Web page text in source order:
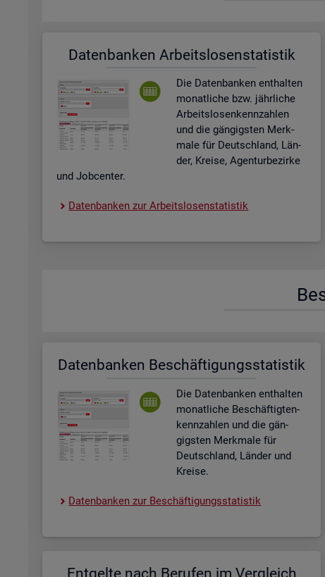
Da­ten­ban­ken Ar­beits­lo­sen­sta­tis­tik
Die Da­ten­ban­ken ent­hal­ten
mo­nat­li­che bzw. jähr­li­che
Ar­beits­lo­sen­kenn­zah­len
und die gän­gigs­ten Merk­
ma­le für Deutsch­land, Län­
der, Krei­se, Agen­tur­be­zir­ke
und Job­cen­ter.
Da­ten­ban­ken zur Ar­beits­lo­sen­sta­tis­tik
Da­ten­ban­ken Be­schäf­ti­gungs­sta­tis­tik
Die Da­ten­ban­ken ent­hal­ten
mo­nat­li­che Be­schäf­tig­ten­
kenn­zah­len und die gän­
gigs­ten Merk­ma­le für
Deutsch­land, Län­der und
Krei­se.
Da­ten­ban­ken zur Be­schäf­ti­gungs­sta­tis­tik
Ent­gel­te nach Be­ru­fen im Ver­gleich